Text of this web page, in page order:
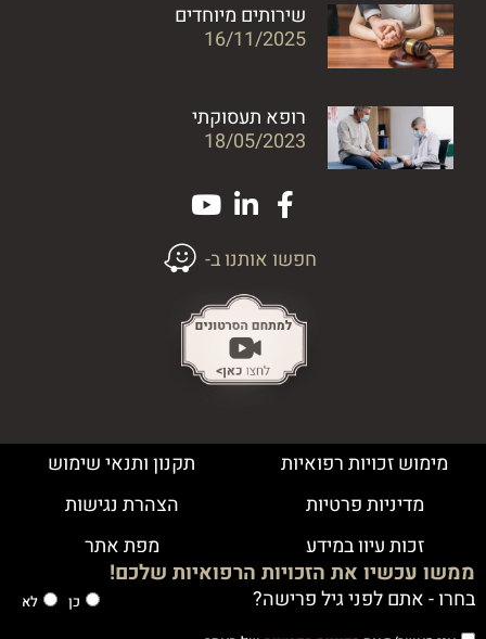
שירותים מיוחדים
16/11/2025
רופא תעסוקתי
18/05/2023
חפשו אותנו ב-
מימוש זכויות רפואיות
תקנון ותנאי שימוש
מדיניות פרטיות
הצהרת נגישות
זכות עיון במידע
מפת אתר
ממשו עכשיו את הזכויות הרפואיות שלכם!
בחרו - אתם לפני גיל פרישה? כן
לא